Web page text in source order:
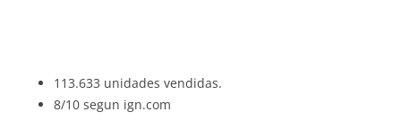
113.633 unidades vendidas.
8/10 segun ign.com